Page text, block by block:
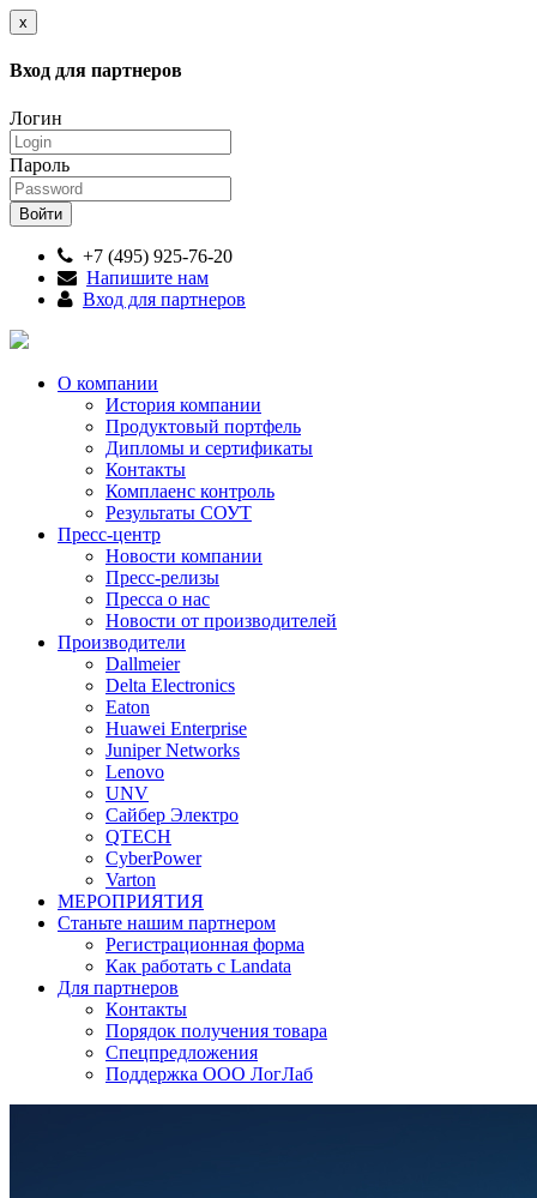
x
Вход для партнеров
Логин
Пароль
+7 (495) 925-76-20
Напишите нам
Вход для партнеров
О компании
История компании
Продуктовый портфель
Дипломы и сертификаты
Контакты
Комплаенс контроль
Результаты СОУТ
Пресс-центр
Новости компании
Пресс-релизы
Пресса о нас
Новости от производителей
Производители
Dallmeier
Delta Electronics
Eaton
Huawei Enterprise
Juniper Networks
Lenovo
UNV
Сайбер Электро
QTECH
CyberPower
Varton
МЕРОПРИЯТИЯ
Станьте нашим партнером
Регистрационная форма
Как работать с Landata
Для партнеров
Кoнтaкты
Порядок получения товара
Спецпредложения
Поддержка ООО ЛогЛаб